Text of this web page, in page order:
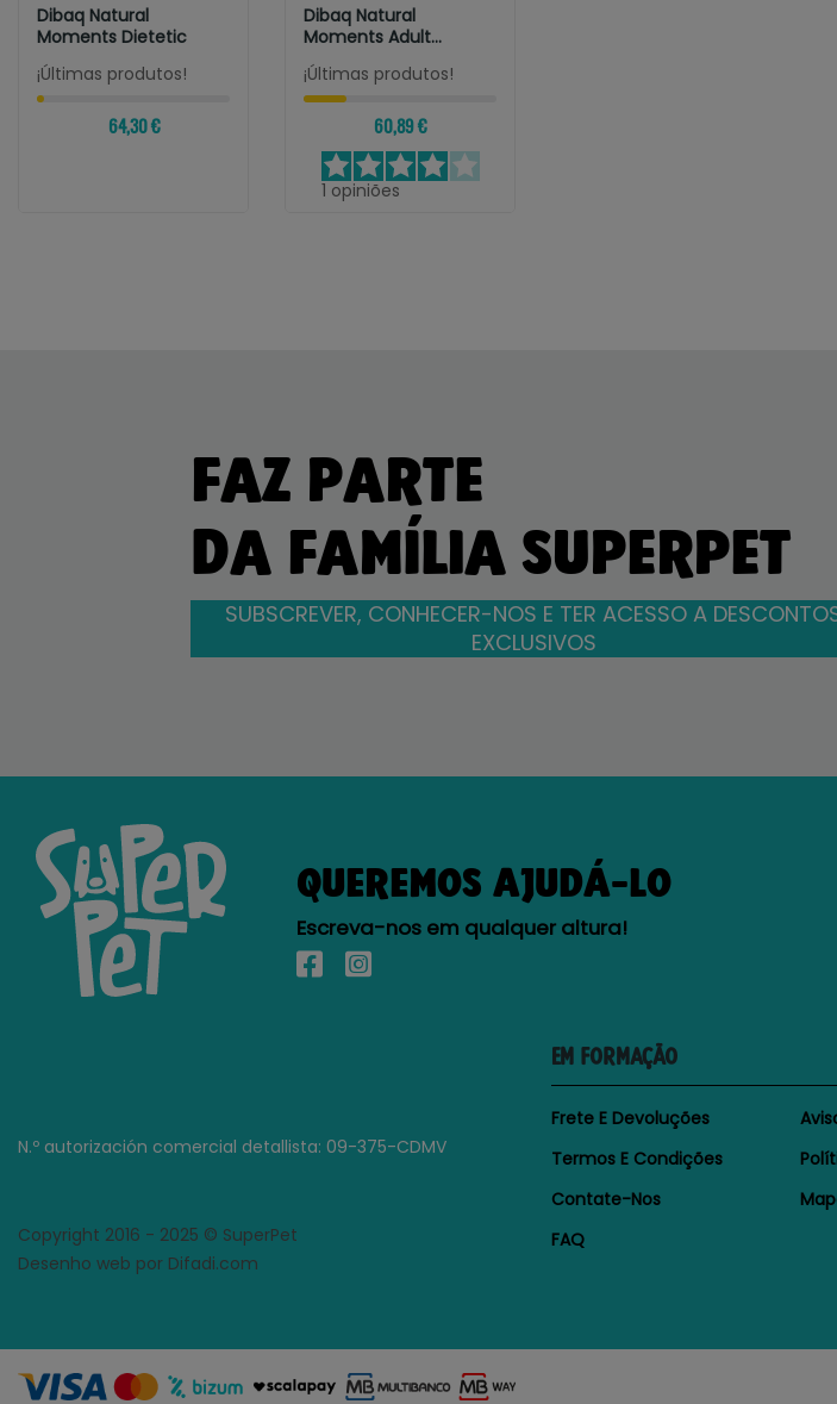
Dibaq Natural
Moments Dietetic
¡Últimas produtos!
64,30 €
Dibaq Natural
Moments Adult
Medium
¡Últimas produtos!
60,89 €
1 opiniões
FAZ PARTE
DA FAMÍLIA SUPERPET
SUBSCREVER, CONHECER-NOS E TER ACESSO A
EXCLUSIVOS
QUEREMOS AJUDÁ-LO
Escreva-nos em qualquer altura!
N.º autorización comercial detallista: 09-375-CDMV
Copyright 2016 - 2025 © SuperPet
Desenho web por Difadi.com
EM FORMAÇÃO
Frete E Devoluções
Termos E Condições
Contate-Nos
FAQ